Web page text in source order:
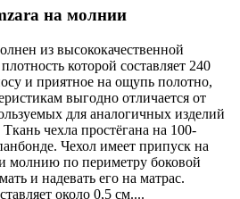
на молнии
из высококачественной
которой составляет 240
и приятное на ощупь полотно,
выгодно отличается от
для аналогичных изделий
чехла простёгана на 100-
Чехол имеет припуск на
молнию по периметру боковой
и надевать его на матрас.
около 0,5 см....